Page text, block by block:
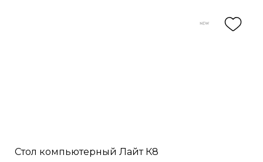
Стол компьютерный Лайт К8